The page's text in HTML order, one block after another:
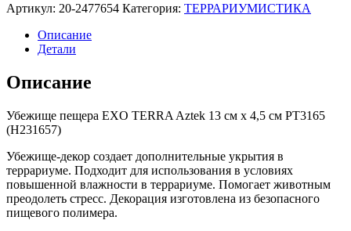
Артикул: 20-2477654 Категория: ТЕРРАРИУМИСТИКА
Описание
Детали
Описание
Убежище пещера EXO TERRA Aztek 13 см x 4,5 см PT3165
(H231657)
Убежище-декор создает дополнительные укрытия в
террариуме. Подходит для использования в условиях
повышенной влажности в террариуме. Помогает животным
преодолеть стресс. Декорация изготовлена из безопасного
пищевого полимера.